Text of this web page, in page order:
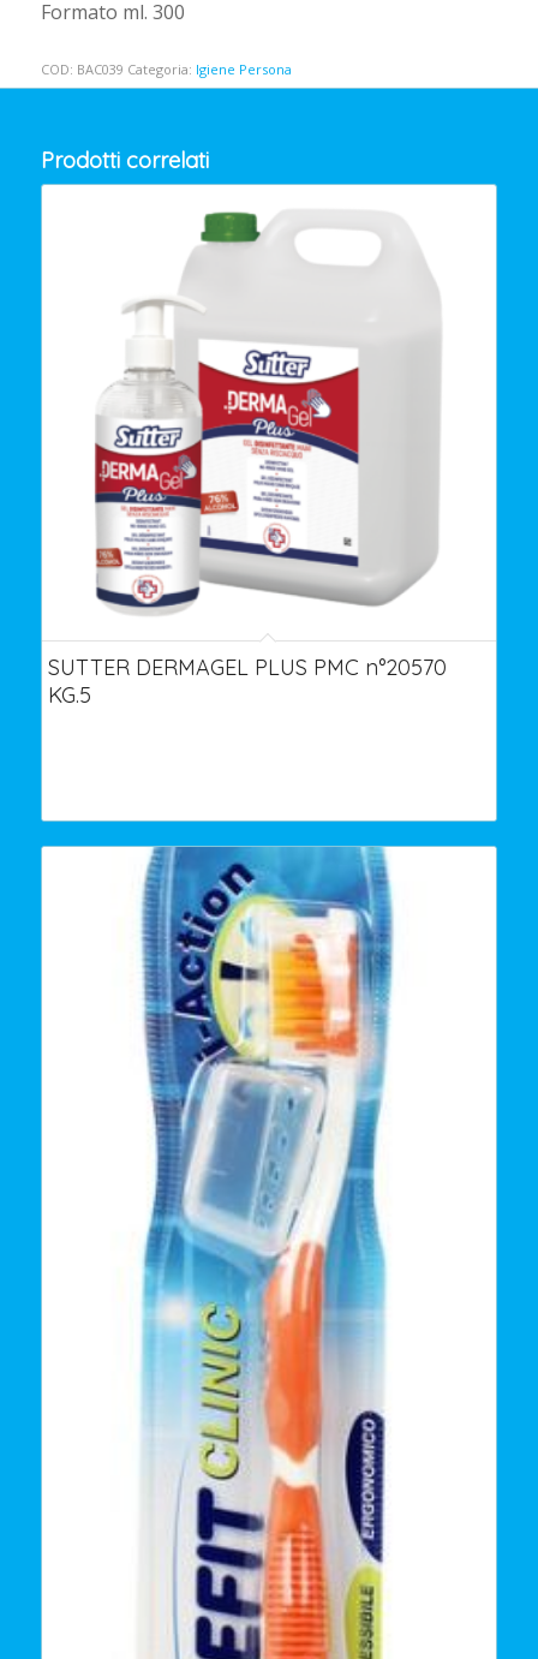
Formato ml. 300
COD: BAC039 Categoria: Igiene Persona
Prodotti correlati
SUTTER DERMAGEL PLUS PMC n°20570
KG.5